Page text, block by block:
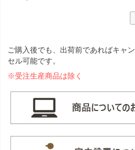
ご購入後でも、出荷前であればキャ
セル可能です。
※受注生産商品は除く